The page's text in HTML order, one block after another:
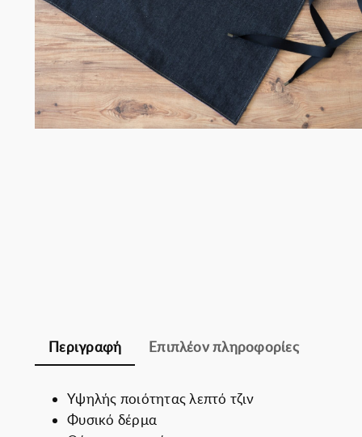
Περιγραφή Επιπλέον πληροφορίες
Υψηλής ποιότητας λεπτό τζιν
Φυσικό δέρμα